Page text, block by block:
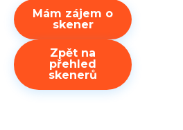
Mám zájem o
skener
Zpět na
přehled
skenerů